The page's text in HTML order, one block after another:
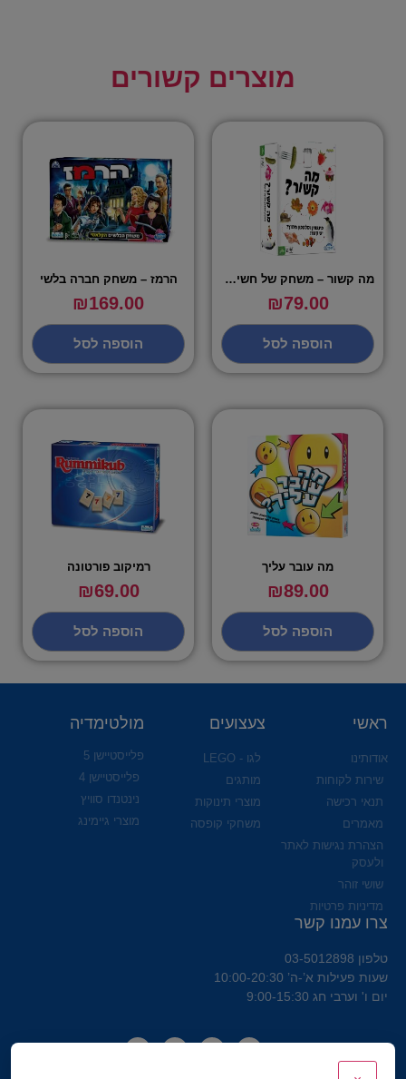
מוצרים קשורים
מה קשור – משחק של חשיבה יצרתית
₪79.00
הוספה לסל
הרמז – משחק חברה בלשי
₪169.00
הוספה לסל
מה עובר עליך
₪89.00
הוספה לסל
רמיקוב פורטונה
₪69.00
הוספה לסל
ראשי
אודותינו
שירות לקוחות
תנאי רכישה
מאמרים
הצהרת נגישות לאתר
ולעסק
שושי זוהר
מדיניות פרטיות
צעצועים
לגו - LEGO
מותגים
מוצרי תינוקות
משחקי קופסה
מולטימדיה
פלייסטיישן 5
פלייסטיישן 4
נינטנדו סוויץ
מוצרי גיימינג
צרו עמנו קשר
טלפון 03-5012898
שעות פעילות א’-ה’ 10:00-20:30
יום ו' וערבי חג 9:00-15:30